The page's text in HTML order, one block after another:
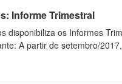
Informe Trimestral
disponibiliza os Informes
A partir de setembro/